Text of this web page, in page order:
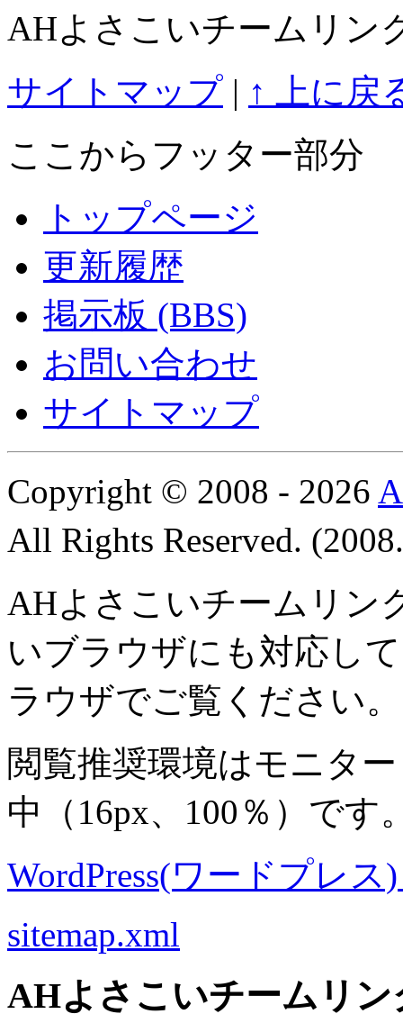
AHよさこいチームリン
サイトマップ | ↑ 上に戻
ここからフッター部分
トップページ
更新履歴
掲示板 (BBS)
お問い合わせ
サイトマップ
Copyright © 2008 - 2026
All Rights Reserved.
AHよさこいチームリン
いブラウザにも対応し
ラウザでご覧ください。
閲覧推奨環境はモニター
中
（16px、100％）です
WordPress(ワードプレス)
sitemap.xml
AHよさこいチームリ